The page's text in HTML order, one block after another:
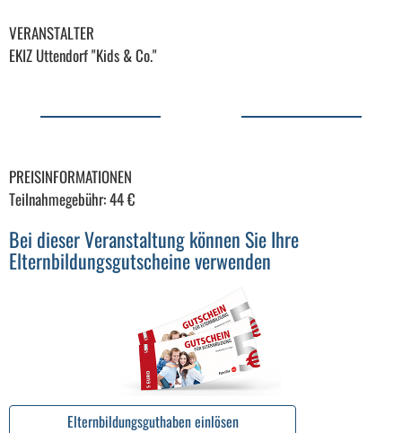
VERANSTALTER
EKIZ Uttendorf "Kids & Co."
PREISINFORMATIONEN
Teilnahmegebühr: 44 €
Bei dieser Veranstaltung können Sie Ihre
Elternbildungsgutscheine verwenden
Elternbildungsguthaben einlösen